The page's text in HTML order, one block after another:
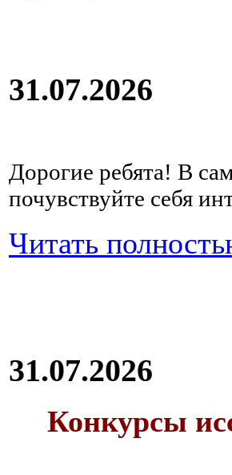
31.07.2026
Дорогие ребята! В
почувствуйте себя
Читать
31.07.2026
Конкурсы